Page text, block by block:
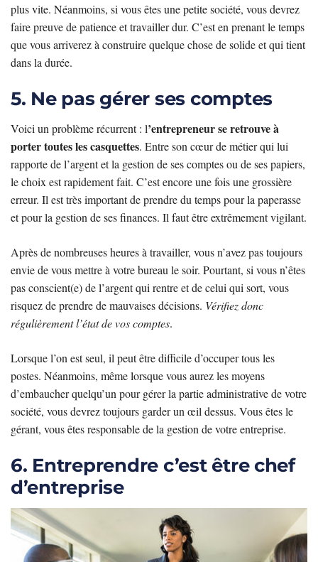
plus vite. Néanmoins, si vous êtes une petite société, vous devrez
faire preuve de patience et travailler dur. C’est en prenant le temps
que vous arriverez à construire quelque chose de solide et qui tient
dans la durée.
5. Ne pas gérer ses comptes
Voici un problème récurrent : l’entrepreneur se retrouve à
porter toutes les casquettes. Entre son cœur de métier qui lui
rapporte de l’argent et la gestion de ses comptes ou de ses papiers,
le choix est rapidement fait. C’est encore une fois une grossière
erreur. Il est très important de prendre du temps pour la paperasse
et pour la gestion de ses finances. Il faut être extrêmement vigilant.
Après de nombreuses heures à travailler, vous n’avez pas toujours
envie de vous mettre à votre bureau le soir. Pourtant, si vous n’êtes
pas conscient(e) de l’argent qui rentre et de celui qui sort, vous
risquez de prendre de mauvaises décisions. Vérifiez donc
régulièrement l’état de vos comptes.
Lorsque l’on est seul, il peut être difficile d’occuper tous les
postes. Néanmoins, même lorsque vous aurez les moyens
d’embaucher quelqu’un pour gérer la partie administrative de votre
société, vous devrez toujours garder un œil dessus. Vous êtes le
gérant, vous êtes responsable de la gestion de votre entreprise.
6. Entreprendre c’est être chef
d’entreprise